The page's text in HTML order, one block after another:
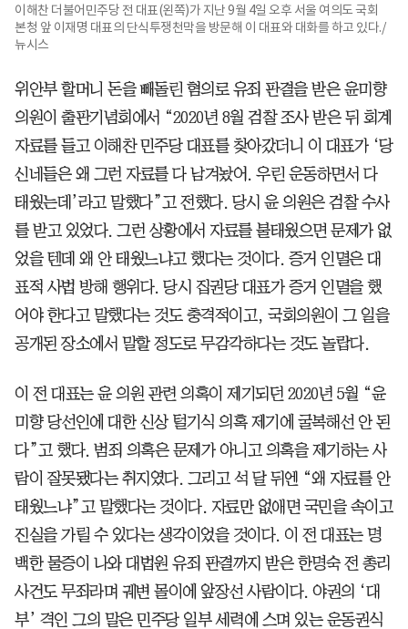
이해찬 더불어민주당 전 대표(왼쪽)가 지난 9월 4일 오후 서울 여의도 국회
본청 앞 이재명 대표의 단식투쟁천막을 방문해 이 대표와 대화를 하고 있다./
뉴시스
위안부 할머니 돈을 빼돌린 혐의로 유죄 판결을 받은 윤미향
의원이 출판기념회에서 “2020년 8월 검찰 조사 받은 뒤 회계
자료를 들고 이해찬 민주당 대표를 찾아갔더니 이 대표가 ‘당
신네들은 왜 그런 자료를 다 남겨놨어. 우린 운동하면서 다
태웠는데’라고 말했다”고 전했다. 당시 윤 의원은 검찰 수사
를 받고 있었다. 그런 상황에서 자료를 불태웠으면 문제가 없
었을 텐데 왜 안 태웠느냐고 했다는 것이다. 증거 인멸은 대
표적 사법 방해 행위다. 당시 집권당 대표가 증거 인멸을 했
어야 한다고 말했다는 것도 충격적이고, 국회의원이 그 일을
공개된 장소에서 말할 정도로 무감각하다는 것도 놀랍다.
이 전 대표는 윤 의원 관련 의혹이 제기되던 2020년 5월 “윤
미향 당선인에 대한 신상 털기식 의혹 제기에 굴복해선 안 된
다”고 했다. 범죄 의혹은 문제가 아니고 의혹을 제기하는 사
람이 잘못됐다는 취지였다. 그리고 석 달 뒤엔 “왜 자료를 안
태웠느냐”고 말했다는 것이다. 자료만 없애면 국민을 속이고
진실을 가릴 수 있다는 생각이었을 것이다. 이 전 대표는 명
백한 물증이 나와 대법원 유죄 판결까지 받은 한명숙 전 총리
사건도 무죄라며 궤변 몰이에 앞장선 사람이다. 야권의 ‘대
부’ 격인 그의 말은 민주당 일부 세력에 스며 있는 운동권식